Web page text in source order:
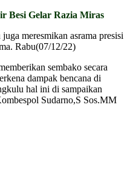
Besi Gelar Razia Miras
meresmikan asrama presisi
Rabu(07/12/22)
sembako secara
dampak bencana di
hal ini di sampaikan
Sudarno,S Sos.MM